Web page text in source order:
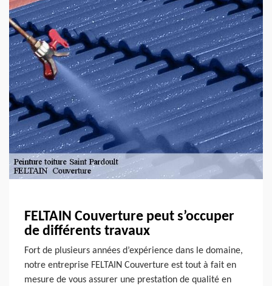
FELTAIN Couverture peut s’occuper
de différents travaux
Fort de plusieurs années d’expérience dans le domaine,
notre entreprise FELTAIN Couverture est tout à fait en
mesure de vous assurer une prestation de qualité en